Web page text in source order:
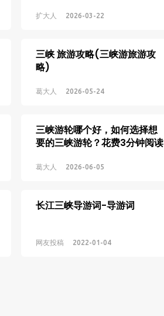
扩大人 2026-03-22
三峡 旅游攻略(三峡游旅游攻
略)
葛大人 2026-05-24
三峡游轮哪个好，如何选择想
要的三峡游轮？花费3分钟阅读
葛大人 2026-06-05
长江三峡导游词-导游词
网友投稿 2022-01-04